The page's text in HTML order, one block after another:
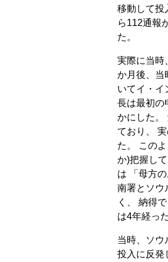
移動して投
ら112通報
た。
実際に当時
か月後、当
いてイ・イ
長は最初の
かにした。
ており、
た。 この
か)把握し
は 「母方
南署とソウ
く、 納得
は4年経っ
当時、ソウ
投入に反発